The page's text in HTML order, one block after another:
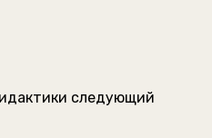
следующий